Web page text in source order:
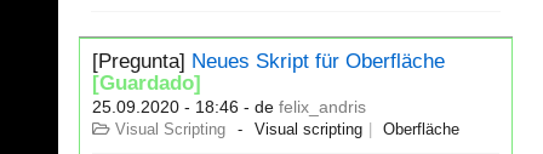
[Pregunta] Neues Skript für Oberfläche
[Guardado]
25.09.2020 - 18:46 - de felix_andris
Visual Scripting Visual scripting Oberfläche